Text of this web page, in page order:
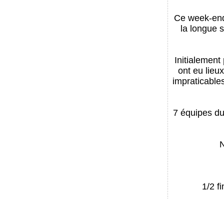
Ce week-
la longue
Initialement
ont eu
7 équipes
1/2